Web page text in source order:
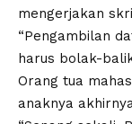
mengerjakan
“Pengambilan
harus bolak-
Orang tua
anaknya